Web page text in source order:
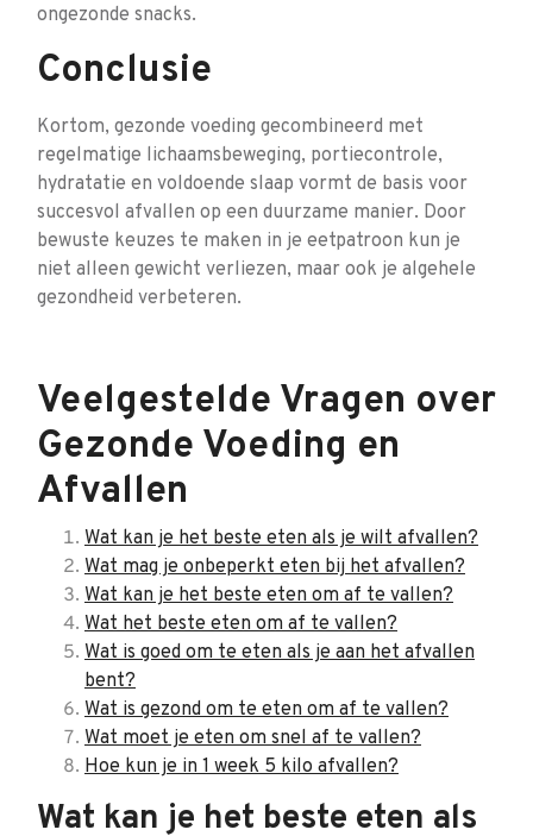
ongezonde snacks.
Conclusie
Kortom, gezonde voeding gecombineerd met
regelmatige lichaamsbeweging, portiecontrole,
hydratatie en voldoende slaap vormt de basis voor
succesvol afvallen op een duurzame manier. Door
bewuste keuzes te maken in je eetpatroon kun je
niet alleen gewicht verliezen, maar ook je algehele
gezondheid verbeteren.
Veelgestelde Vragen over
Gezonde Voeding en
Afvallen
Wat kan je het beste eten als je wilt afvallen?
Wat mag je onbeperkt eten bij het afvallen?
Wat kan je het beste eten om af te vallen?
Wat het beste eten om af te vallen?
Wat is goed om te eten als je aan het afvallen
bent?
Wat is gezond om te eten om af te vallen?
Wat moet je eten om snel af te vallen?
Hoe kun je in 1 week 5 kilo afvallen?
Wat kan je het beste eten als